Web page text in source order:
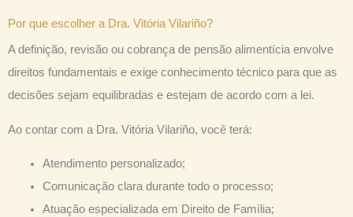
Por que escolher a Dra. Vitória Vilariño?
A definição, revisão ou cobrança de pensão alimentícia envolve
direitos fundamentais e exige conhecimento técnico para que as
decisões sejam equilibradas e estejam de acordo com a lei.
Ao contar com a Dra. Vitória Vilariño, você terá:
Atendimento personalizado;
Comunicação clara durante todo o processo;
Atuação especializada em Direito de Família;